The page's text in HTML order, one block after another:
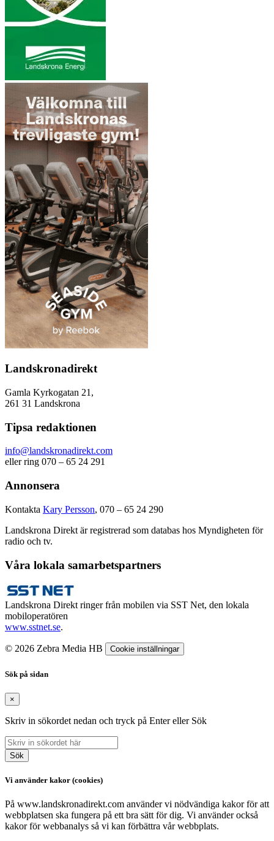
Landskronadirekt
Gamla Kyrkogatan 21,
261 31 Landskrona
Tipsa redaktionen
info@landskronadirekt.com
eller ring 070 – 65 24 291
Annonsera
Kontakta Kary Persson, 070 – 65 24 290
Landskrona Direkt är registrerad som databas hos Myndigheten för
radio och tv.
Våra lokala samarbetspartners
Landskrona Direkt ringer från mobilen via SST Net, den lokala
mobiloperatören
www.sstnet.se.
© 2026 Zebra Media HB Cookie inställningar
Sök på sidan
×
Skriv in sökordet nedan och tryck på Enter eller Sök
Sök
Vi använder kakor (cookies)
På www.landskronadirekt.com använder vi nödvändiga kakor för att
webbplatsen ska fungera på ett bra sätt för dig. Vi använder också
kakor för webbanalys så vi kan förbättra vår webbplats.